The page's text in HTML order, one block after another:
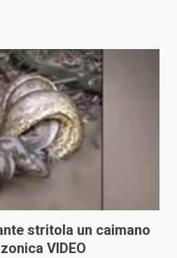
stritola un caimano
VIDEO